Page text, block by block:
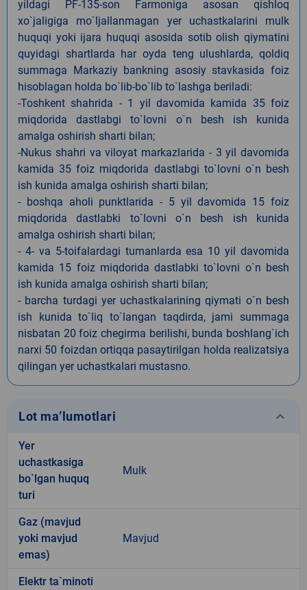
yildagi PF-135-son Farmoniga asosan qishloq
xo`jaligiga mo`ljallanmagan yer uchastkalarini mulk
huquqi yoki ijara huquqi asosida sotib olish qiymatini
quyidagi shartlarda har oyda teng ulushlarda, qoldiq
summaga Markaziy bankning asosiy stavkasida foiz
hisoblagan holda bo`lib-bo`lib to`lashga beriladi:
-Toshkent shahrida - 1 yil davomida kamida 35 foiz
miqdorida dastlabgi to`lovni o`n besh ish kunida
amalga oshirish sharti bilan;
-Nukus shahri va viloyat markazlarida - 3 yil davomida
kamida 35 foiz miqdorida dastlabgi to`lovni o`n besh
ish kunida amalga oshirish sharti bilan;
- boshqa aholi punktlarida - 5 yil davomida 15 foiz
miqdorida dastlabki to`lovni o`n besh ish kunida
amalga oshirish sharti bilan;
- 4- va 5-toifalardagi tumanlarda esa 10 yil davomida
kamida 15 foiz miqdorida dastlabki to`lovni o`n besh
ish kunida amalga oshirish sharti bilan;
- barcha turdagi yer uchastkalarining qiymati o`n besh
ish kunida to`liq to`langan taqdirda, jami summaga
nisbatan 20 foiz chegirma berilishi, bunda boshlang`ich
narxi 50 foizdan ortiqqa pasaytirilgan holda realizatsiya
qilingan yer uchastkalari mustasno.
Lot ma’lumotlari keyboard_arrow_down
Yer
uchastkasiga
bo`lgan huquq
turi
Mulk
Gaz (mavjud
yoki mavjud
emas)
Mavjud
Elektr ta`minoti